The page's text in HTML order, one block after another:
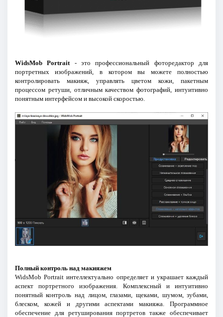
WidsMob Portrait- это профессиональный фоторедактор для
портретных изображений, в котором вы можете полностью
контролировать макияж, управлять цветом кожи, пакетным
процессом ретуши, отличным качеством фотографий, интуитивно
понятным интерфейсом и высокой скоростью.
Полный контроль над макияжем
WidsMob Portrait интеллектуально определяет и украшает каждый
аспект портретного изображения. Комплексный и интуитивно
понятный контроль над лицом, глазами, щеками, шумом, зубами,
блеском, кожей и другими аспектами макияжа. Программное
обеспечение для ретуширования портретов также обеспечивает